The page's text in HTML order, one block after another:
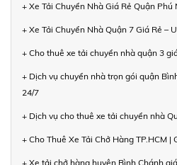
+ Xe Tải Chuyển Nhà Giá Rẻ Quận Phú
+ Xe Tải Chuyển Nhà Quận 7 Giá Rẻ –
+ Cho thuê xe tải chuyển nhà quận 3
+ Dịch vụ chuyển nhà trọn gói quận
24/7
+ Dịch vụ cho thuê xe tải chuyển nhà
+ Cho Thuê Xe Tải Chở Hàng TP.HCM
+ Xe tải chở hàng huyện Bình Chánh